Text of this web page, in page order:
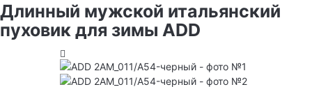
Длинный мужской итальянский
пуховик для зимы ADD